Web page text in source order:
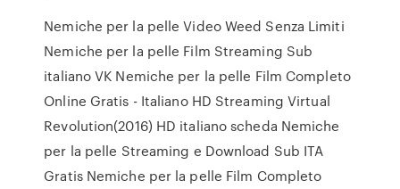
Nemiche per la pelle Video Weed Senza Limiti
Nemiche per la pelle Film Streaming Sub
italiano VK Nemiche per la pelle Film Completo
Online Gratis - Italiano HD Streaming Virtual
Revolution(2016) HD italiano scheda Nemiche
per la pelle Streaming e Download Sub ITA
Gratis Nemiche per la pelle Film Completo